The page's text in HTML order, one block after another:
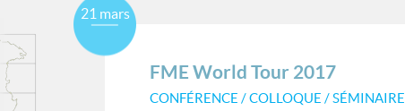
FME World Tour 2017
CONFÉRENCE / COLLOQUE / SÉMINAIRE
21 mars